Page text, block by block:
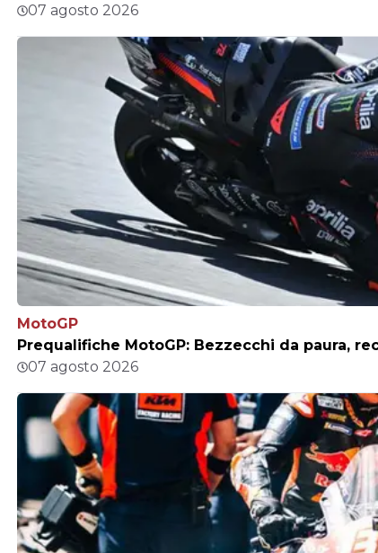
07 agosto 2026
MotoGP
Prequalifiche MotoGP: Bezzecchi da paura,
07 agosto 2026